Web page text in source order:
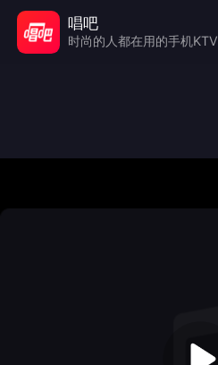
唱吧
时尚的人都在用的手机KTV